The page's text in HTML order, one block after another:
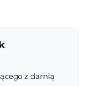
z darnią